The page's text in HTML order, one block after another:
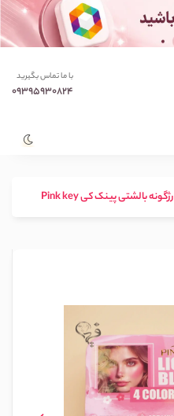
با ما تماس بگیرید
09395930824
رژگونه بالشتی پینک کی Pink key